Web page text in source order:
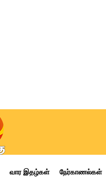
வார இதழ்கள் நேர்காணல்கள்